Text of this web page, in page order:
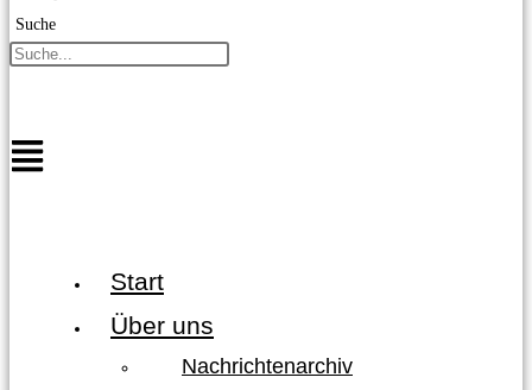
Suche
Start
Über uns
Nachrichtenarchiv